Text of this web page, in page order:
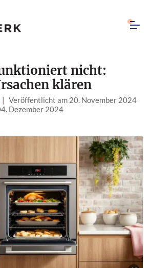
nicht:
klären
| Veröffentlicht am 20. November 2024
Dezember 2024